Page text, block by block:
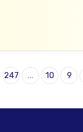
9
10
...
247